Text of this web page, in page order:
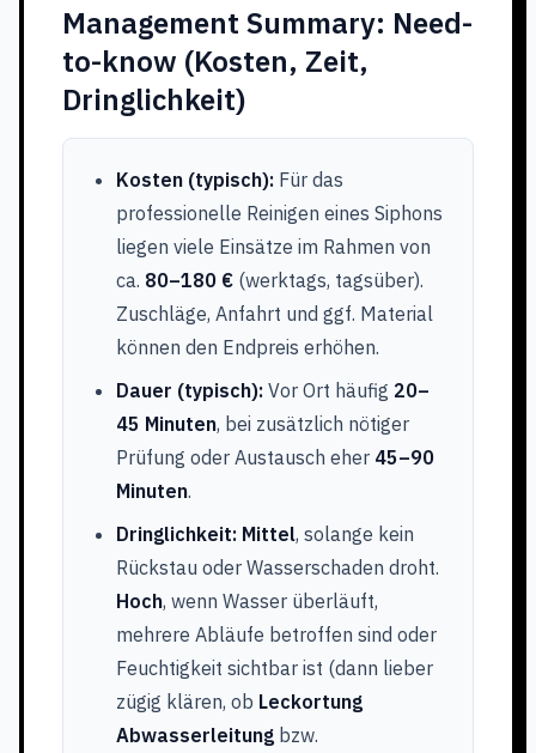
Management Summary: Need-
to-know (Kosten, Zeit,
Dringlichkeit)
Kosten (typisch): Für das
professionelle Reinigen eines Siphons
liegen viele Einsätze im Rahmen von
ca. 80–180 € (werktags, tagsüber).
Zuschläge, Anfahrt und ggf. Material
können den Endpreis erhöhen.
Dauer (typisch): Vor Ort häufig 20–
45 Minuten, bei zusätzlich nötiger
Prüfung oder Austausch eher 45–90
Minuten.
Dringlichkeit: Mittel, solange kein
Rückstau oder Wasserschaden droht.
Hoch, wenn Wasser überläuft,
mehrere Abläufe betroffen sind oder
Feuchtigkeit sichtbar ist (dann lieber
zügig klären, ob Leckortung
Abwasserleitung bzw.